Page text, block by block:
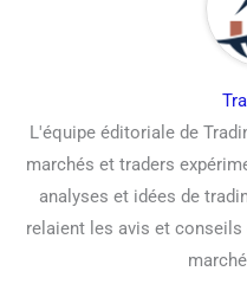
L'équipe éditoriale de
marchés et traders
analyses et idées de
relaient les avis et